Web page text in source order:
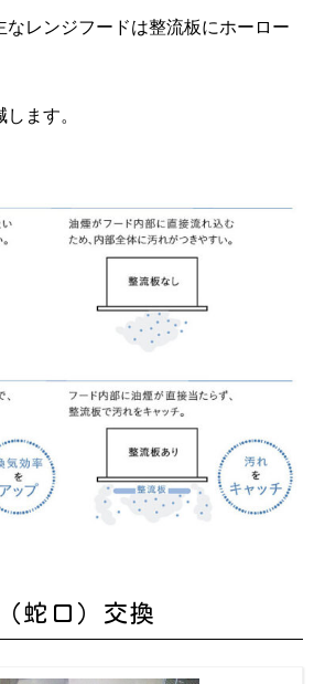
なレンジフードは整流板にホーロー
ます。
蛇口）交換